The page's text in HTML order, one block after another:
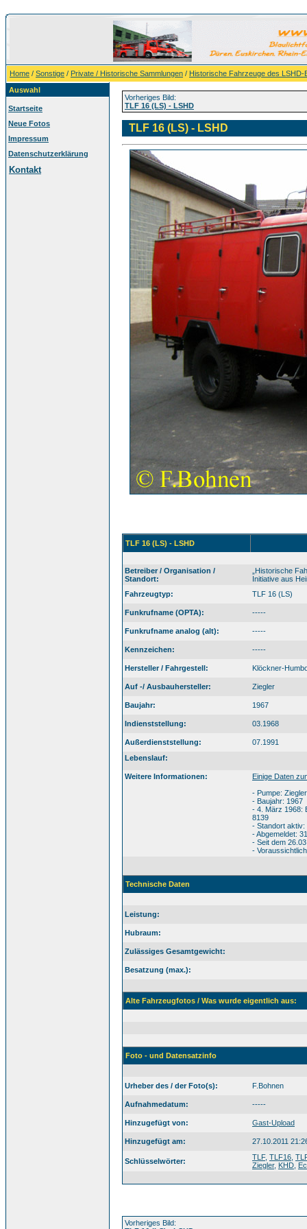
Home / Sonstige / Private / Historische Sammlungen / Historische Fahrzeuge des
Auswahl
Startseite
Neue Fotos
Impressum
Datenschutzerklärung
Kontakt
Vorheriges Bild:
TLF 16 (LS) - LSHD
TLF 16 (LS) - LSHD
TLF 16 (LS) - LSHD
Betreiber / Organisation /
Standort:
„Historische
Initiative aus
Fahrzeugtyp:
TLF 16 (LS)
Funkrufname (OPTA): -----
Funkrufname analog (alt): -----
Kennzeichen: -----
Hersteller / Fahrgestell: Klöckner-
Auf -/ Ausbauhersteller: Ziegler
Baujahr: 1967
Indienststellung: 03.1968
Außerdienststellung:
07.1991
Lebenslauf:
Weitere Informationen:
Einige Daten
- Pumpe:
- Baujahr: 1967
- 4. März 1968:
8139
- Standort
- Abgemeldet:
- Seit dem
-
Technische Daten
Leistung:
Hubraum:
Zulässiges Gesamtgewicht:
Besatzung (max.):
Alte Fahrzeugfotos / Was wurde eigentlich aus:
Foto - und Datensatzinfo
Urheber des / der Foto(s): F.Bohnen
Aufnahmedatum: -----
Hinzugefügt von: Gast-Upload
Hinzugefügt am: 27.10.2011
Schlüsselwörter: TLF, TLF16
Ziegler, KHD
Vorheriges Bild: